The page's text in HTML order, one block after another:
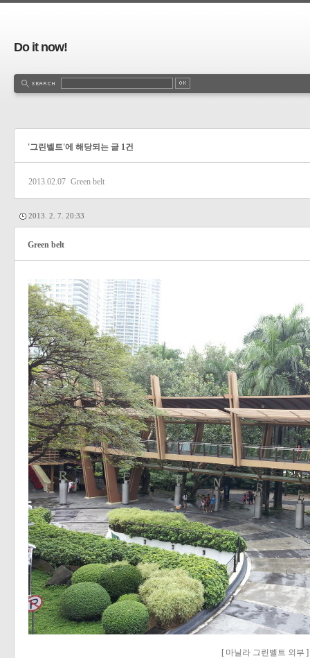
Do it now!
'그린벨트'에 해당되는 글 1건
2013.02.07 Green belt
2013. 2. 7. 20:33
Green belt
[ 마닐라 그린벨트 외부 ]
« »